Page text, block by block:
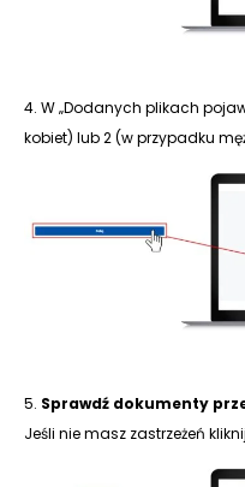
4. W „Dodanych plikach
kobiet) lub 2 (w przypadku
5. Sprawdź dokumenty
Jeśli nie masz zastrzeżeń